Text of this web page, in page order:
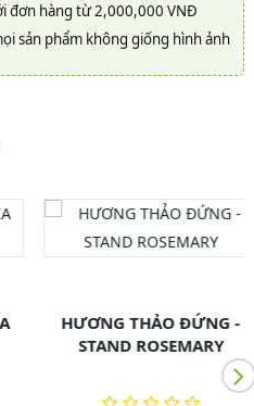
đơn hàng từ 2,000,000 VNĐ
sản phẩm không giống hình ảnh
HƯƠNG THẢO ĐỨNG -
STAND ROSEMARY